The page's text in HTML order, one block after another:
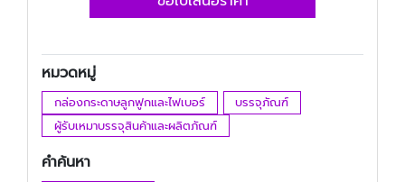
หมวดหมู่
กล่องกระดาษลูกฟูกและไฟเบอร์
บรรจุภัณฑ์
ผู้รับเหมาบรรจุสินค้าและผลิตภัณฑ์
คำค้นหา